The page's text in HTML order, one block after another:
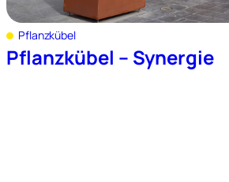
Pflanzkübel
Pflanzkübel – Synergie